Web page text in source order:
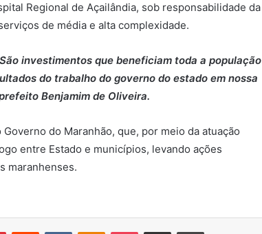
Regional de Açailândia, sob responsabilidade da
de média e alta complexidade.
investimentos que beneficiam toda a população
do trabalho do governo do estado em nossa
Benjamim de Oliveira.
do Maranhão, que, por meio da atuação
entre Estado e municípios, levando ações
maranhenses.